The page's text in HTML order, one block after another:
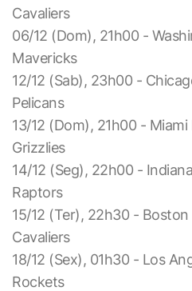
Cavaliers
06/12 (Dom), 21h00 -
Mavericks
12/12 (Sab), 23h00 -
Pelicans
13/12 (Dom), 21h00 -
Grizzlies
14/12 (Seg), 22h00 -
Raptors
15/12 (Ter), 22h30 -
Cavaliers
18/12 (Sex), 01h30 - Los
Rockets